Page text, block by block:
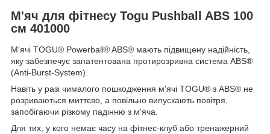
М'яч для фітнесу Togu Pushball ABS 100
см 401000
М'ячі TOGU® Powerball® ABS® мають підвищену надійність,
яку забезпечує запатентована протирозривна система ABS®
(Anti-Burst-System).
Навіть у разі чималого пошкодження м'ячі TOGU® з ABS® не
розриваються миттєво, а повільно випускають повітря,
запобігаючи різкому падінню з м'яча.
Для тих, у кого немає часу на фітнес-клуб або тренажерний